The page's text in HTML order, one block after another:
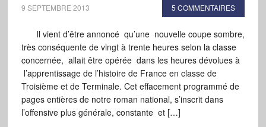
9 SEPTEMBRE 2013 5 COMMENTAIRES
Il vient d’être annoncé qu’une nouvelle coupe sombre,
très conséquente de vingt à trente heures selon la classe
concernée, allait être opérée dans les heures dévolues à
l’apprentissage de l’histoire de France en classe de
Troisième et de Terminale. Cet effacement programmé de
pages entières de notre roman national, s’inscrit dans
l’offensive plus générale, constante et […]